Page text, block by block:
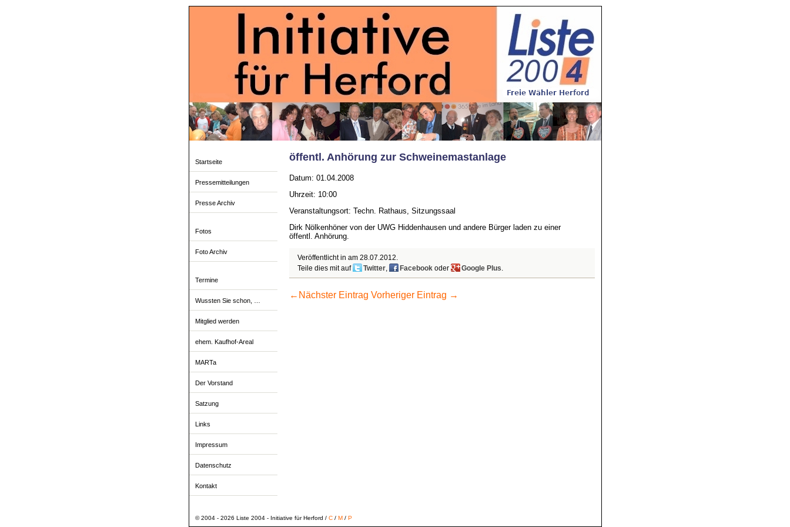
Startseite
Pressemitteilungen
Presse Archiv
Fotos
Foto Archiv
Termine
Wussten Sie schon, …
Mitglied werden
ehem. Kaufhof-Areal
MARTa
Der Vorstand
Satzung
Links
Impressum
Datenschutz
Kontakt
öffentl. Anhörung zur Schweinemastanlage
Datum: 01.04.2008
Uhrzeit: 10:00
Veranstaltungsort: Techn. Rathaus, Sitzungssaal
Dirk Nölkenhöner von der UWG Hiddenhausen und andere Bürger laden zu einer
öffentl. Anhörung.
Veröffentlicht in am 28.07.2012
Teile dies mit auf
Twitter, Facebookoder Google Plus
← Nächster Eintrag Vorheriger Eintrag →
© 2004 - 2026 Liste 2004 - Initiative für Herford / C/ M/ P